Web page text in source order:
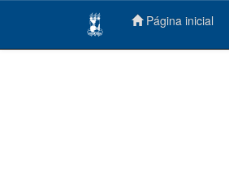
Página inicial